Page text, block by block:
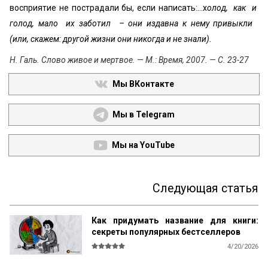
восприятие не пострадали бы, если написать:…холод, как и
голод, мало их заботил – они издавна к нему привыкли
(или, скажем: другой жизни они никогда и не знали)
Н. Галь. Слово живое и мертвое. — М.: Время, 2007. — С. 23-27
Мы ВКонтакте
Мы в Telegram
Мы на YouTube
Следующая статья
Как придумать название для книги:
секреты популярных бестселлеров
4/20/2026